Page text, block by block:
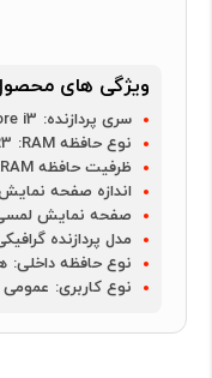
ویژگی های
سری پردازنده: i3
نوع حافظه RAM:
ظرفیت حافظه RAM:
اندازه صفحه
صفحه نمایش
مدل پردازنده
نوع حافظه داخلی:
نوع کاربری: عمومی